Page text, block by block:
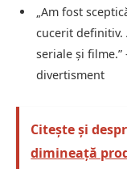
„Am fost
cucerit definitiv.
seriale și
divertisment
Citește și
dimineață